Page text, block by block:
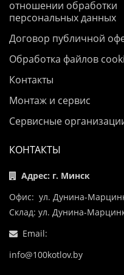
отношении обработки
персональных данных
Договор публичной
Обработка файлов
Контакты
Монтаж и сервис
Сервисные
КОНТАКТЫ
Адрес: г. Минск
Офис: ул. Дунина-
Склад: ул. Дунина-
Email:
info@100kotlov.by